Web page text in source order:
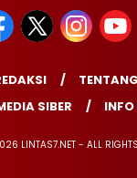
SIBER
LINTAS7.NET - ALL